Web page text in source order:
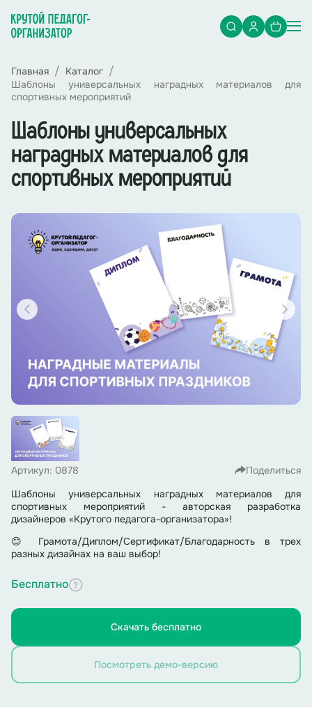
Главная
Каталог
Шаблоны универсальных наградных материалов для
спортивных мероприятий
Шаблоны универсальных
наградных материалов для
спортивных мероприятий
Артикул: 0878
Поделиться
Шаблоны универсальных наградных материалов для
спортивных мероприятий - авторская разработка
дизайнеров «Крутого педагога-организатора»!
😊 Грамота/Диплом/Сертификат/Благодарность в трех
разных дизайнах на ваш выбор!
Бесплатно
Скачать бесплатно
Посмотреть демо-версию